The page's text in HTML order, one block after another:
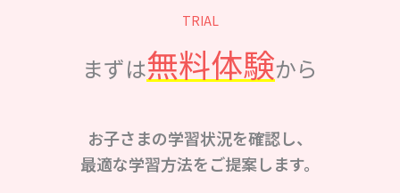
TRIAL
まずは無料体験から
お子さまの学習状況を確認し、
最適な学習方法をご提案します。